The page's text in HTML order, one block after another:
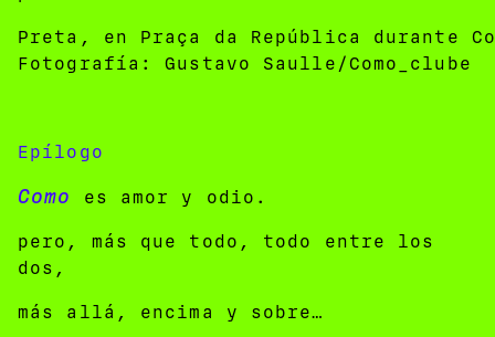
Preta, en Praça da República durante
Fotografía: Gustavo Saulle/Como_clube
Epílogo
Como es amor y odio.
pero, más que todo, todo entre los
dos,
más allá, encima y sobre…